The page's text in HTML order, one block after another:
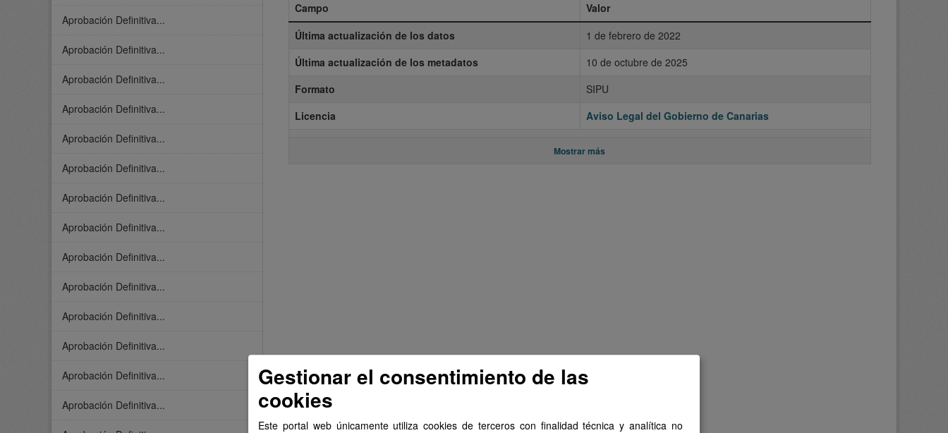
Aprobación Definitiva...
Aprobación Definitiva...
Aprobación Definitiva...
Aprobación Definitiva...
Aprobación Definitiva...
Aprobación Definitiva...
Aprobación Definitiva...
Aprobación Definitiva...
Aprobación Definitiva...
Aprobación Definitiva...
Aprobación Definitiva...
Aprobación Definitiva...
Aprobación Definitiva...
Aprobación Definitiva...
Campo
Valor
Última actualización de los datos
1 de febrero de 2022
Última actualización de los metadatos
10 de octubre de 2025
Formato
SIPU
Licencia
Aviso Legal del Gobierno de Canarias
Mostrar más
Gestionar el consentimiento de las
cookies
Este portal web únicamente utiliza cookies de terceros con finalidad técnica y analítica no